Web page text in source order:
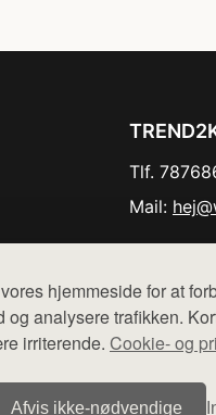
hjemmeside for at
og analysere trafikken.
irriterende. Cookie- og
Afvis ikke‑nødvendige
Tlf.
Mail:
ikke varer fra denne